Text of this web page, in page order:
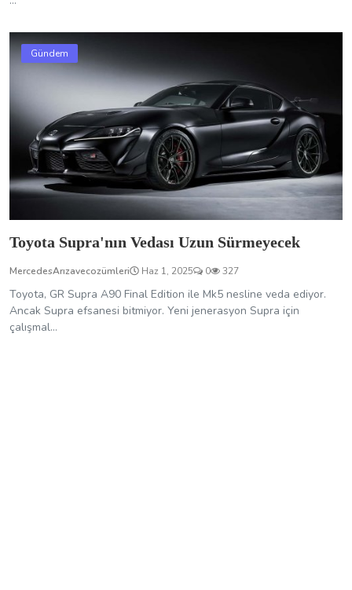
Gündem
Toyota Supra'nın Vedası Uzun Sürmeyecek
MercedesArızavecozümleri Haz 1, 2025 0 327
Toyota, GR Supra A90 Final Edition ile Mk5 nesline veda ediyor.
Ancak Supra efsanesi bitmiyor. Yeni jenerasyon Supra için
çalışmal...